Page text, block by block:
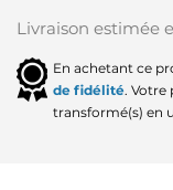
Livraison estimée
En achetant ce
de fidélité. Votre
transformé(s) en